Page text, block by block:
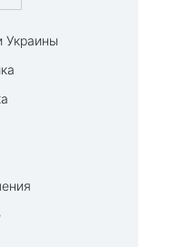
Украины